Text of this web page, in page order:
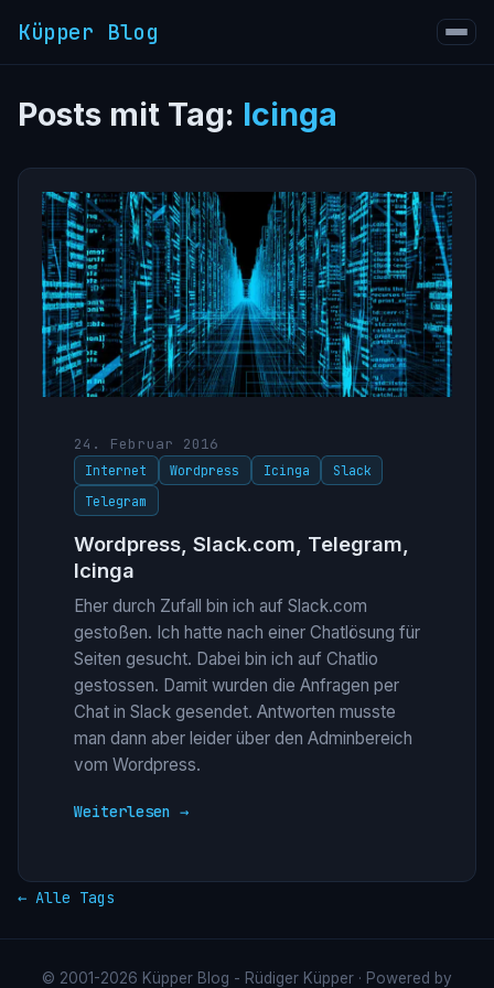
Küpper Blog
Posts mit Tag: Icinga
24. Februar 2016
Internet Wordpress Icinga
Slack
Telegram
Wordpress, Slack.com, Telegram,
Icinga
Eher durch Zufall bin ich auf Slack.com
gestoßen. Ich hatte nach einer Chatlösung für
Seiten gesucht. Dabei bin ich auf Chatlio
gestossen. Damit wurden die Anfragen per
Chat in Slack gesendet. Antworten musste
man dann aber leider über den Adminbereich
vom Wordpress.
Weiterlesen →
← Alle Tags
© 2001-2026 Küpper Blog - Rüdiger Küpper · Powered by